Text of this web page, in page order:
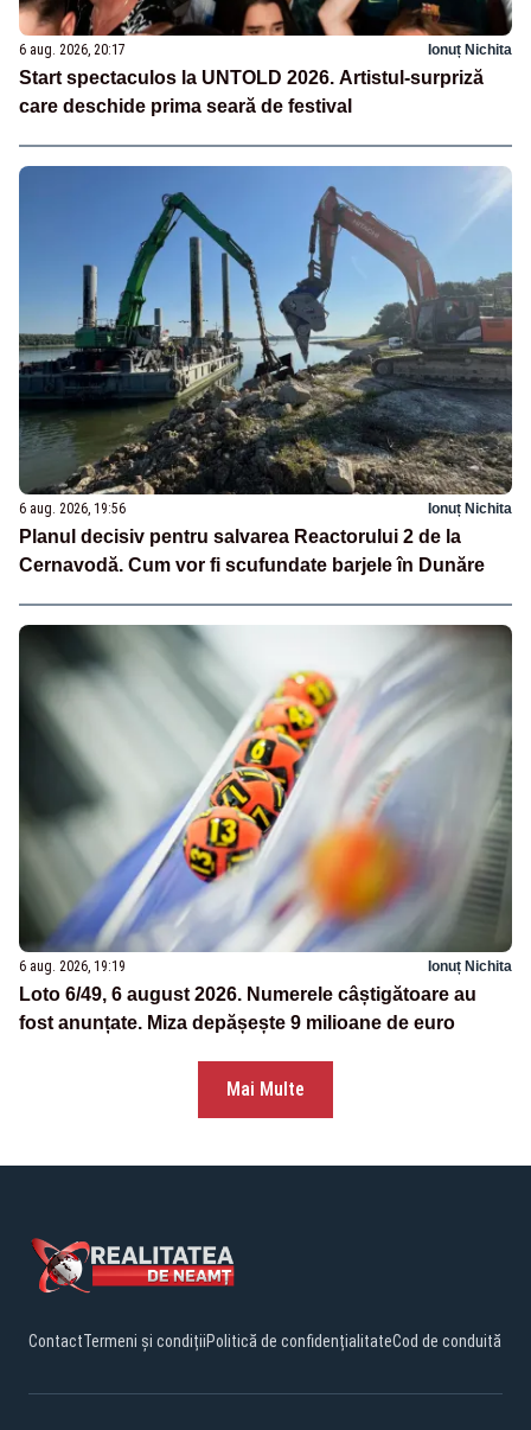
6 aug. 2026, 20:17 Ionuț Nichita
Start spectaculos la UNTOLD 2026. Artistul-surpriză
care deschide prima seară de festival
6 aug. 2026, 19:56 Ionuț Nichita
Planul decisiv pentru salvarea Reactorului 2 de la
Cernavodă. Cum vor fi scufundate barjele în Dunăre
6 aug. 2026, 19:19 Ionuț Nichita
Loto 6/49, 6 august 2026. Numerele câștigătoare au
fost anunțate. Miza depășește 9 milioane de euro
Mai Multe
ContactTermeni și condițiiPolitică de confidențialitateCod de conduită